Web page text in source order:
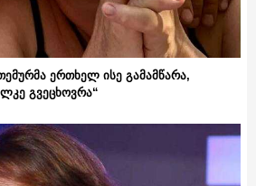
ერთხელ ისე გამამწარა,
გვეცხოვრა“